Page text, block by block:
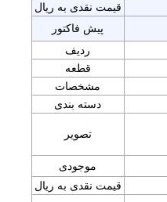
قیمت نقدی به ریال
پیش فاکتور
ردیف
قطعه
مشخصات
دسته بندی
تصویر
موجودی
قیمت نقدی به ریال